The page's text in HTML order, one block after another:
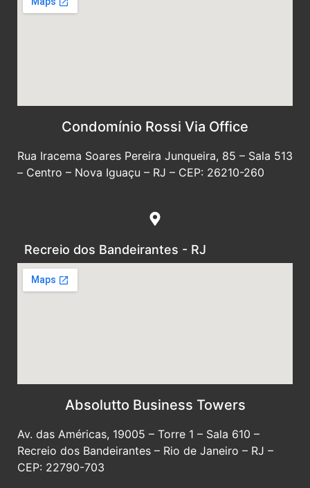
Condomínio Rossi Via Office
Rua Iracema Soares Pereira Junqueira, 85 – Sala 513
– Centro – Nova Iguaçu – RJ – CEP: 26210-260
Recreio dos Bandeirantes - RJ
Absolutto Business Towers
Av. das Américas, 19005 – Torre 1 – Sala 610 –
Recreio dos Bandeirantes – Rio de Janeiro – RJ –
CEP: 22790-703